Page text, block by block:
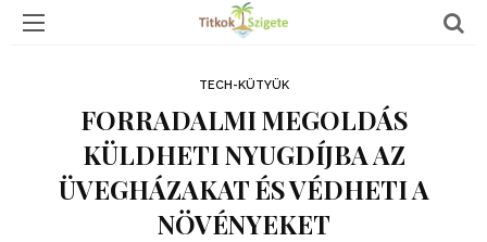
TECH-KÜTYÜK
FORRADALMI MEGOLDÁS
KÜLDHETI NYUGDÍJBA AZ
ÜVEGHÁZAKAT ÉS VÉDHETI A
NÖVÉNYEKET